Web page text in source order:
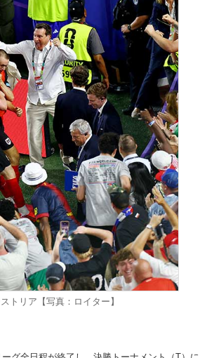
トリア【写真：ロイター】